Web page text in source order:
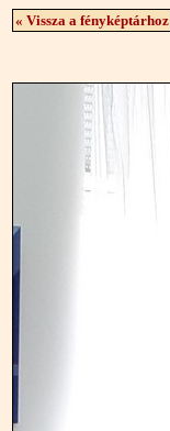
« Vissza a fényképtárhoz